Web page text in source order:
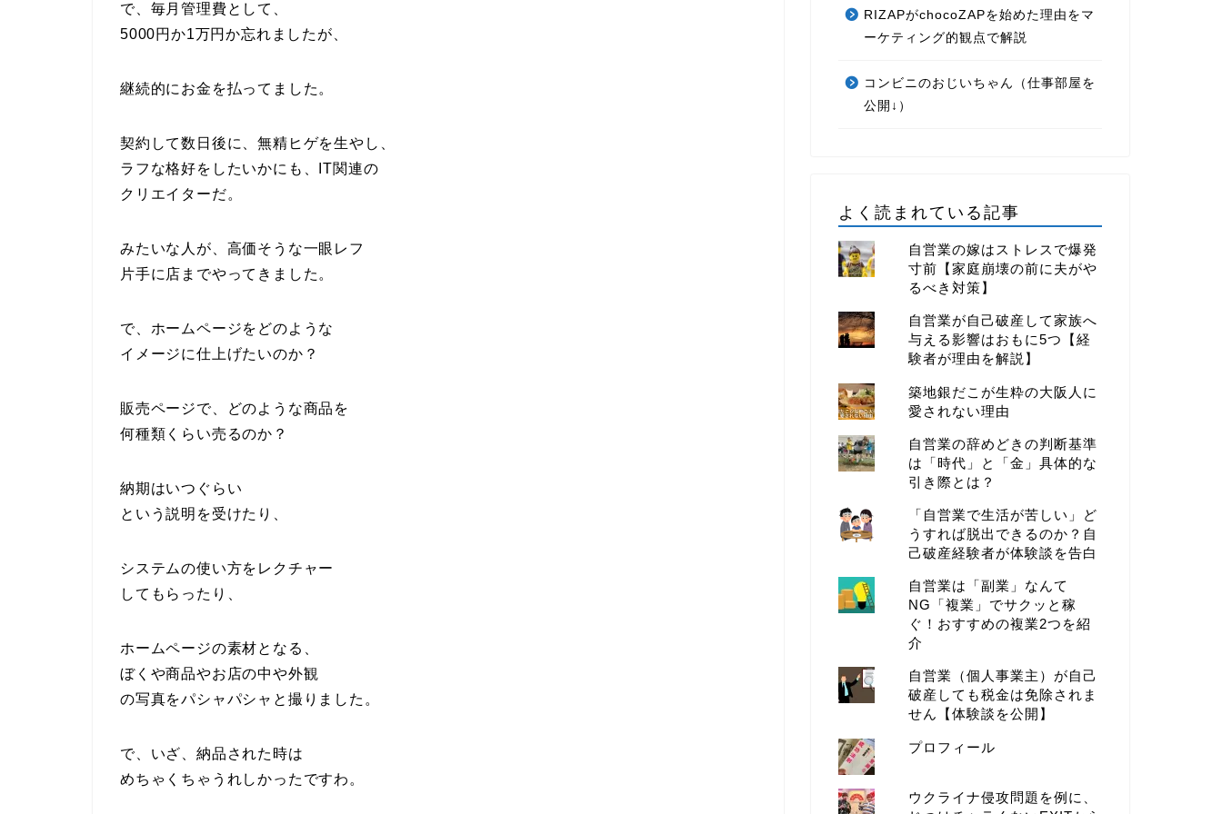
で、毎月管理費として、
5000円か1万円か忘れましたが、
継続的にお金を払ってました。
契約して数日後に、無精ヒゲを生やし、
ラフな格好をしたいかにも、IT関連の
クリエイターだ。
みたいな人が、高価そうな一眼レフ
片手に店までやってきました。
で、ホームページをどのような
イメージに仕上げたいのか？
販売ページで、どのような商品を
何種類くらい売るのか？
納期はいつぐらい
という説明を受けたり、
システムの使い方をレクチャー
してもらったり、
ホームページの素材となる、
ぼくや商品やお店の中や外観
の写真をパシャパシャと撮りました。
で、いざ、納品された時は
めちゃくちゃうれしかったですわ。
RIZAPがchocoZAPを始めた理由をマ
ーケティング的観点で解説
コンビニのおじいちゃん（仕事部屋を
公開↓）
よく読まれている記事
自営業の嫁はストレスで爆発
寸前【家庭崩壊の前に夫がや
るべき対策】
自営業が自己破産して家族へ
与える影響はおもに5つ【経
験者が理由を解説】
築地銀だこが生粋の大阪人に
愛されない理由
自営業の辞めどきの判断基準
は「時代」と「金」具体的な
引き際とは？
「自営業で生活が苦しい」ど
うすれば脱出できるのか？自
己破産経験者が体験談を告白
自営業は「副業」なんて
NG「複業」でサクッと稼
ぐ！おすすめの複業2つを紹
介
自営業（個人事業主）が自己
破産しても税金は免除されま
せん【体験談を公開】
プロフィール
ウクライナ侵攻問題を例に、